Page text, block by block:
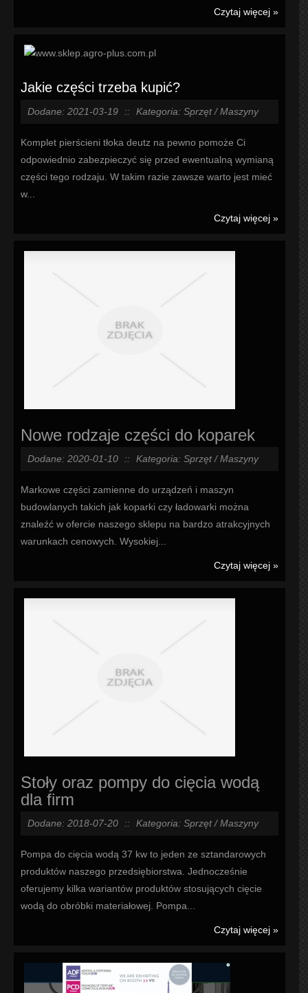
Czytaj więcej »
Jakie części trzeba kupić?
Dodane: 2021-03-19 :: Kategoria: Sprzęt / Maszyny
Komplet pierścieni tłoka deutz na pewno pomoże Ci
odpowiednio zabezpieczyć się przed ewentualną wymianą
części tego rodzaju. W takim razie zawsze warto jest mieć
w...
Czytaj więcej »
Nowe rodzaje części do koparek
Dodane: 2020-01-10 :: Kategoria: Sprzęt / Maszyny
Markowe części zamienne do urządzeń i maszyn
budowlanych takich jak koparki czy ładowarki można
znaleźć w ofercie naszego sklepu na bardzo atrakcyjnych
warunkach cenowych. Wysokiej...
Czytaj więcej »
Stoły oraz pompy do cięcia wodą
dla firm
Dodane: 2018-07-20 :: Kategoria: Sprzęt / Maszyny
Pompa do cięcia wodą 37 kw to jeden ze sztandarowych
produktów naszego przedsiębiorstwa. Jednocześnie
oferujemy kilka wariantów produktów stosujących cięcie
wodą do obróbki materiałowej. Pompa...
Czytaj więcej »